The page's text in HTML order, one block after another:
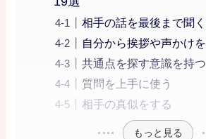
相手の話を最後まで聞
自分から挨拶や声かけ
共通点を探す意識を持つ
質問を上手に使う
相手の真似をする
もっと見る